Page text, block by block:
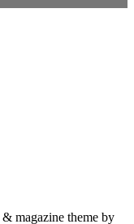
magazine theme by